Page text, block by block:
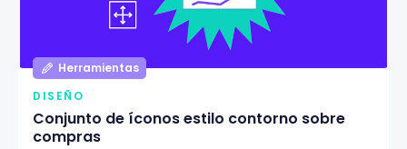
Herramientas
DISEÑO
Conjunto de íconos estilo contorno sobre
compras